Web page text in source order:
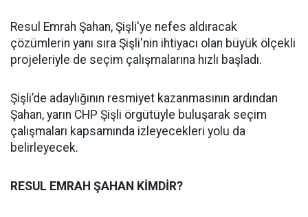
Resul Emrah Şahan, Şişli'ye nefes aldıracak
çözümlerin yanı sıra Şişli'nin ihtiyacı olan büyük ölçekli
projeleriyle de seçim çalışmalarına hızlı başladı.
Şişli’de adaylığının resmiyet kazanmasının ardından
Şahan, yarın CHP Şişli örgütüyle buluşarak seçim
çalışmaları kapsamında izleyecekleri yolu da
belirleyecek.
RESUL EMRAH ŞAHAN KİMDİR?